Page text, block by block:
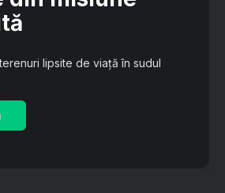
lipsite de viață în sudul